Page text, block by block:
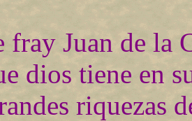
fray Juan de la
dios tiene en
riquezas